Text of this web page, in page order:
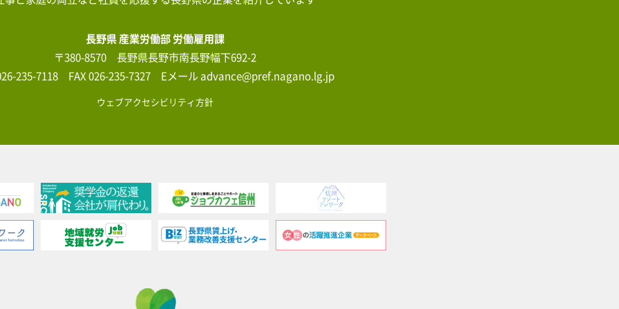
長野県 産業労働部 労働雇用課
〒380-8570 長野県長野市南長野幅下692-2
235-7118 FAX 026-235-7327 Eメール advance@pref.nagano.lg.jp
ウェブアクセシビリティ方針